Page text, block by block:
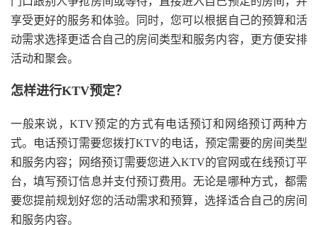
享受更好的服务和体验。同时，您可以根据自己的预算和活
动需求选择更适合自己的房间类型和服务内容，更方便安排
活动和聚会。
怎样进行KTV预定？
一般来说，KTV预定的方式有电话预订和网络预订两种方
式。电话预订需要您拨打KTV的电话，预定需要的房间类型
和服务内容；网络预订需要您进入KTV的官网或在线预订平
台，填写预订信息并支付预订费用。无论是哪种方式，都需
要您提前规划好您的活动需求和预算，选择适合自己的房间
和服务内容。